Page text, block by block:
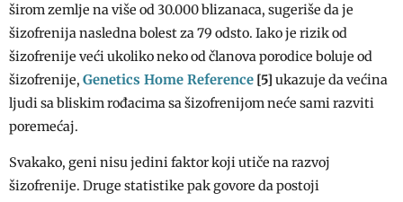
širom zemlje na više od 30.000 blizanaca, sugeriše da je
šizofrenija nasledna bolest za 79 odsto. Iako je rizik od
šizofrenije veći ukoliko neko od članova porodice boluje od
šizofrenije, Genetics Home Reference [5] ukazuje da većina
ljudi sa bliskim rođacima sa šizofrenijom neće sami razviti
poremećaj.
Svakako, geni nisu jedini faktor koji utiče na razvoj
šizofrenije. Druge statistike pak govore da postoji